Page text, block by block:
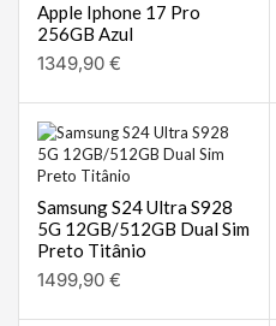
Apple Iphone 17 Pro
256GB Azul
1349,90 €
Samsung S24 Ultra S928
5G 12GB/512GB Dual Sim
Preto Titânio
1499,90 €